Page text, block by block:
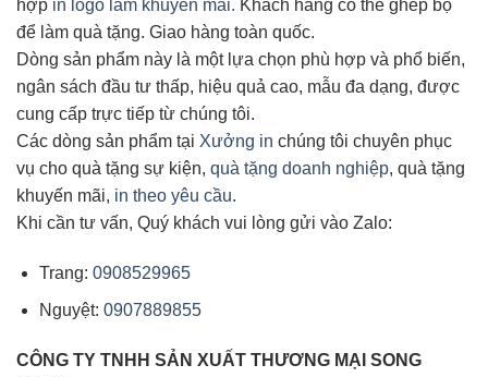
hợp in logo làm khuyến mãi. Khách hàng có thể ghép bộ
để làm quà tặng. Giao hàng toàn quốc.
Dòng sản phẩm này là một lựa chọn phù hợp và phổ biến,
ngân sách đầu tư thấp, hiệu quả cao, mẫu đa dạng, được
cung cấp trực tiếp từ chúng tôi.
Các dòng sản phẩm tại Xưởng in chúng tôi chuyên phục
vụ cho quà tặng sự kiện, quà tặng doanh nghiệp, quà tặng
khuyến mãi, in theo yêu cầu.
Khi cần tư vấn, Quý khách vui lòng gửi vào Zalo:
Trang: 0908529965
Nguyệt: 0907889855
CÔNG TY TNHH SẢN XUẤT THƯƠNG MẠI SONG